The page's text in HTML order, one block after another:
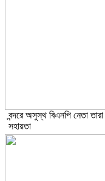
বন্দরে অসুস্থ বিএনপি নেতা
সহায়তা